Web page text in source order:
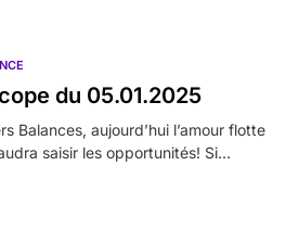
du 05.01.2025
Balances, aujourd’hui l’amour flotte
saisir les opportunités! Si…